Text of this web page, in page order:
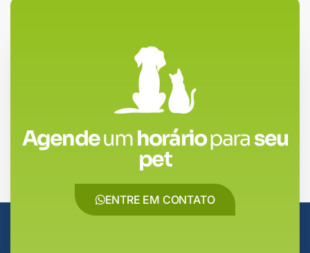
Agendeumhorárioparaseu
pet
ENTRE EM CONTATO